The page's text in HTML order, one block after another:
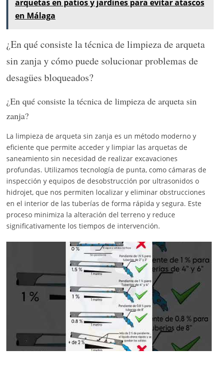
arquetas en patios y jardines para evitar atascos
en Málaga
¿En qué consiste la técnica de limpieza de arqueta
sin zanja y cómo puede solucionar problemas de
desagües bloqueados?
¿En qué consiste la técnica de limpieza de arqueta sin
zanja?
La limpieza de arqueta sin zanja es un método moderno y
eficiente que permite acceder y limpiar las arquetas de
saneamiento sin necesidad de realizar excavaciones
profundas. Utilizamos tecnología de punta, como cámaras de
inspección y equipos de desobstrucción por ultrasonidos o
hidrojet, que nos permiten localizar y eliminar obstrucciones
en el interior de las tuberías de forma rápida y segura. Este
proceso minimiza la alteración del terreno y reduce
significativamente los tiempos de intervención.